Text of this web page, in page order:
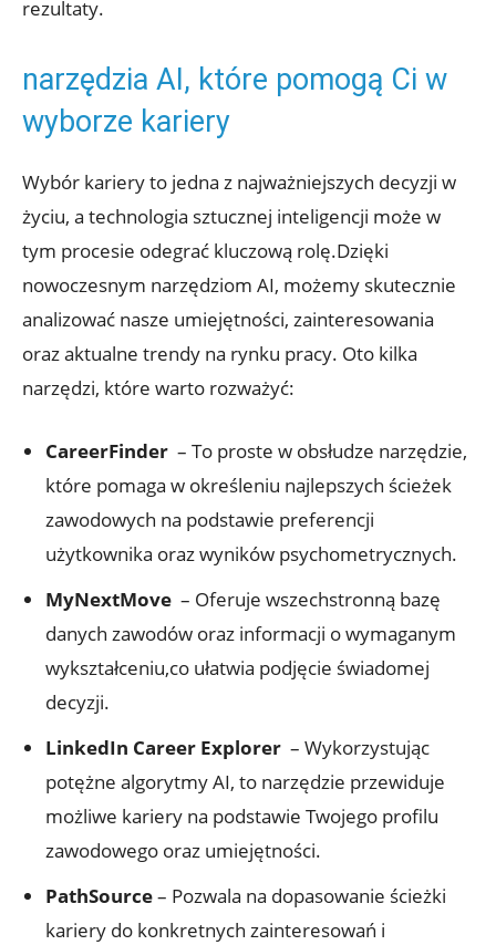
rezultaty.
narzędzia AI, które ‌pomogą Ci w
⁣wyborze kariery
Wybór kariery to jedna z najważniejszych decyzji w
⁣życiu, a technologia sztucznej inteligencji może w
tym procesie odegrać​ kluczową rolę.Dzięki
nowoczesnym narzędziom AI, możemy skutecznie‌
analizować nasze umiejętności, ​zainteresowania
oraz ‍aktualne trendy​ na rynku pracy. Oto kilka
narzędzi, które warto rozważyć:
CareerFinder ‌ – To proste w obsłudze narzędzie,
które pomaga⁢ w określeniu najlepszych​ ścieżek
zawodowych na podstawie preferencji
‌użytkownika oraz⁢ wyników psychometrycznych.
MyNextMove ⁢ – Oferuje wszechstronną bazę
danych zawodów oraz ⁢informacji o wymaganym
wykształceniu,co ułatwia podjęcie ‍świadomej
decyzji.
LinkedIn Career Explorer ⁤ – Wykorzystując
potężne algorytmy AI, ⁣to⁢ narzędzie przewiduje
możliwe kariery na podstawie Twojego profilu​
zawodowego oraz umiejętności.
PathSource– Pozwala na dopasowanie ścieżki ​
kariery do konkretnych zainteresowań‌ i